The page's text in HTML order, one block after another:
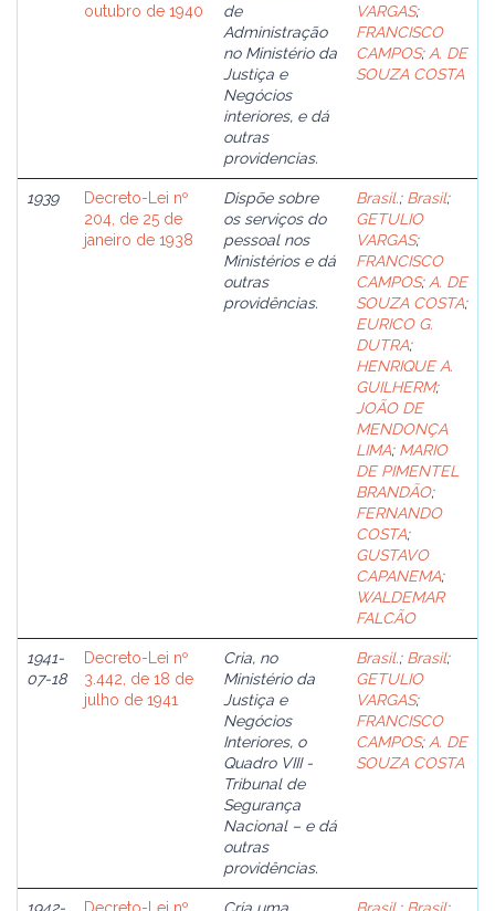
outubro de 1940
de
Administração
no Ministério da
Justiça e
Negócios
interiores, e dá
outras
providencias.
VARGAS;
FRANCISCO
CAMPOS; A. DE
SOUZA COSTA
1939
Decreto-Lei nº
204, de 25 de
janeiro de 1938
Dispõe sobre
os serviços do
pessoal nos
Ministérios e dá
outras
providências.
Brasil.; Brasil;
GETULIO
VARGAS;
FRANCISCO
CAMPOS; A. DE
SOUZA COSTA;
EURICO G.
DUTRA;
HENRIQUE A.
GUILHERM;
JOÃO DE
MENDONÇA
LIMA; MARIO
DE PIMENTEL
BRANDÃO;
FERNANDO
COSTA;
GUSTAVO
CAPANEMA;
WALDEMAR
FALCÃO
1941-
07-18
Decreto-Lei nº
3.442, de 18 de
julho de 1941
Cria, no
Ministério da
Justiça e
Negócios
Interiores, o
Quadro VIII -
Tribunal de
Segurança
Nacional – e dá
outras
providências.
Brasil.; Brasil;
GETULIO
VARGAS;
FRANCISCO
CAMPOS; A. DE
SOUZA COSTA